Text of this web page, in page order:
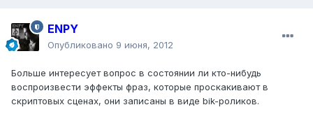
ENPY
Опубликовано 9 июня, 2012
Больше интересует вопрос в состоянии ли кто-нибудь
воспроизвести эффекты фраз, которые проскакивают в
скриптовых сценах, они записаны в виде bik-роликов.